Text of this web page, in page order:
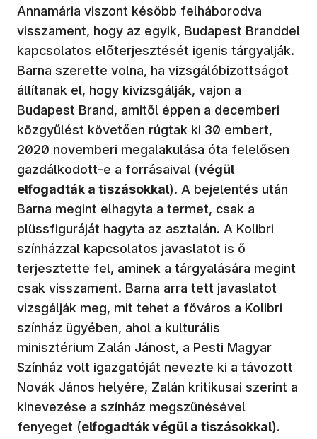
Annamária viszont később felháborodva
visszament, hogy az egyik, Budapest Branddel
kapcsolatos előterjesztését igenis tárgyalják.
Barna szerette volna, ha vizsgálóbizottságot
állítanak el, hogy kivizsgálják, vajon a
Budapest Brand, amitől éppen a decemberi
közgyűlést követően rúgtak ki 30 embert,
2020 novemberi megalakulása óta felelősen
gazdálkodott-e a forrásaival (végül
elfogadták a tiszásokkal). A bejelentés után
Barna megint elhagyta a termet, csak a
plüssfiguráját hagyta az asztalán. A Kolibri
színházzal kapcsolatos javaslatot is ő
terjesztette fel, aminek a tárgyalására megint
csak visszament. Barna arra tett javaslatot
vizsgálják meg, mit tehet a főváros a Kolibri
színház ügyében, ahol a kulturális
minisztérium Zalán Jánost, a Pesti Magyar
Színház volt igazgatóját nevezte ki a távozott
Novák János helyére, Zalán kritikusai szerint a
kinevezése a színház megszűnésével
fenyeget (elfogadták végül a tiszásokkal).